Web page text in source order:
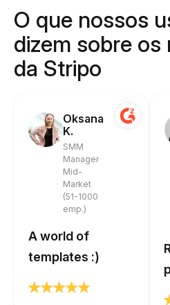
O que nossos
dizem sobre os
da Stripo
Oksana
K.
SMM
Manager
Mid-
Market
(51-1000
emp.)
A world of
templates :)